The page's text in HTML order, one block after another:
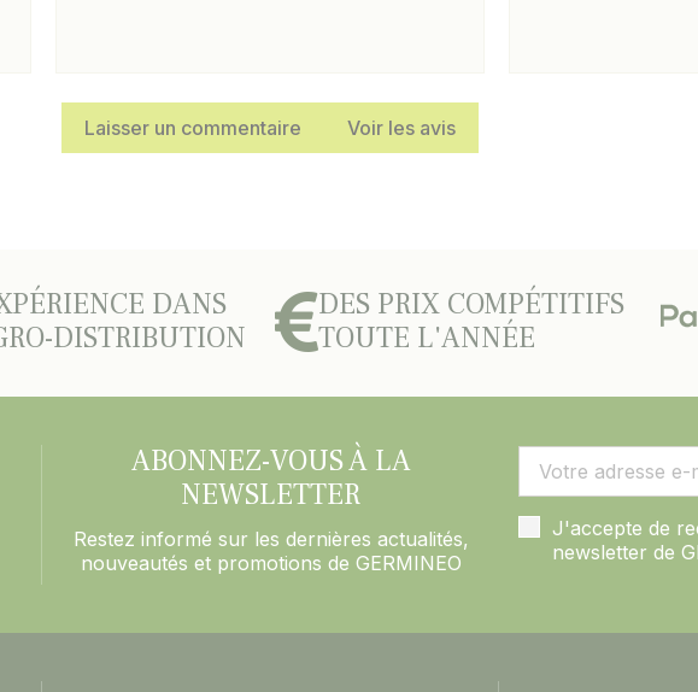
Laisser un commentaire Voir les avis
DANS
DISTRIBUTION
DES PRIX COMPÉTITIFS
TOUTE L'ANNÉE
ABONNEZ-VOUS À LA
NEWSLETTER
Restez informé sur les dernières actualités,
nouveautés et promotions de GERMINEO
J'accepte de
newsletter de